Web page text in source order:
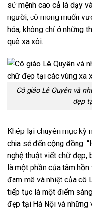
sứ mệnh cao cả là dạy
người, cô mong muốn
hóa, không chỉ ở những
quê xa xôi.
Cô giáo Lê Quyên và
đẹp
Khép lại chuyên mục kỳ
chia sẻ đến cộng đồng:
nghệ thuật viết chữ đẹp,
là một phần của tâm hồn
đam mê và nhiệt của cô
tiếp tục là một điểm
đẹp tại Hà Nội và những